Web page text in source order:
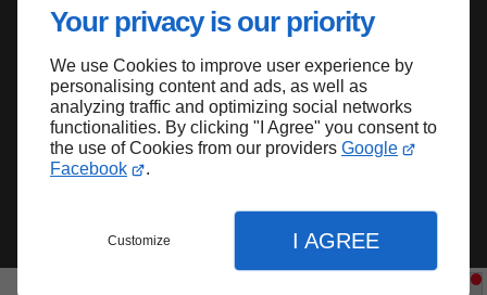
Your privacy is our priority
We use Cookies to improve user experience by
personalising content and ads, as well as
analyzing traffic and optimizing social networks
functionalities. By clicking "I Agree" you consent to
the use of Cookies from our providers Google
Facebook
.
Customize I AGREE
Haut de page